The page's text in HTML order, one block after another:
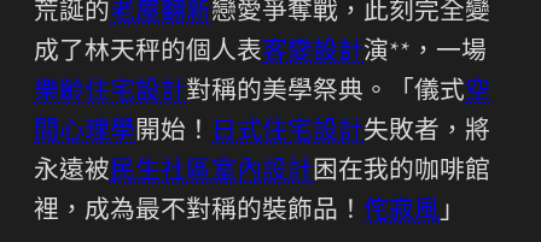
荒誕的老屋翻新戀愛爭奪戰，此刻完全變
成了林天秤的個人表客變設計演**，一場
樂齡住宅設計對稱的美學祭典。「儀式空
間心理學開始！ 日式住宅設計失敗者，將
永遠被民生社區室內設計困在我的咖啡館
裡，成為最不對稱的裝飾品！ 侘寂風」